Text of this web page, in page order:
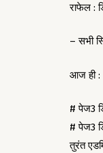
राफेल :
– सभी
आज ही :
# पेज3
# पेज3
तुरंत